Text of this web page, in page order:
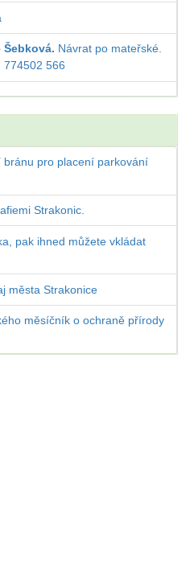
Návrat po mateřské.
774502 566
pro placení parkování
Strakonic.
pak ihned můžete vkládat
města Strakonice
měsíčník o ochraně přírody